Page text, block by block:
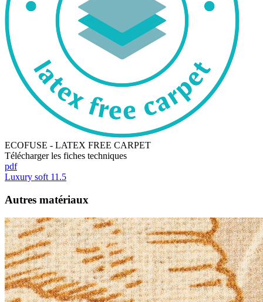
ECOFUSE - LATEX FREE CARPET
Télécharger les fiches techniques
pdf
Luxury soft 11.5
Autres matériaux